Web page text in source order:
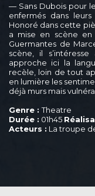
— Sans Dubois pour
enfermés dans
Honoré dans cette
a mise en scène
Guermantes de
scène, il
approche ici la
recèle, loin de tout
en lumière les
déjà murs mais
Genre :Theatre
Durée : 01h45
Acteurs : La troupe